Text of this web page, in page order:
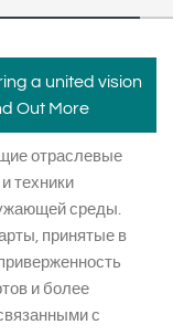
East and Africa
中国
Asia
a united vision
Out More
отраслевые
техники
среды.
принятые в
и более
с